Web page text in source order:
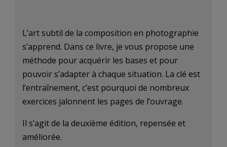
L’art subtil de la composition en photographie
s’apprend. Dans ce livre, je vous propose une
méthode pour acquérir les bases et pour
pouvoir s’adapter à chaque situation. La clé est
l’entraînement, c’est pourquoi de nombreux
exercices jalonnent les pages de l’ouvrage.
Il s’agit de la deuxième édition, repensée et
améliorée.